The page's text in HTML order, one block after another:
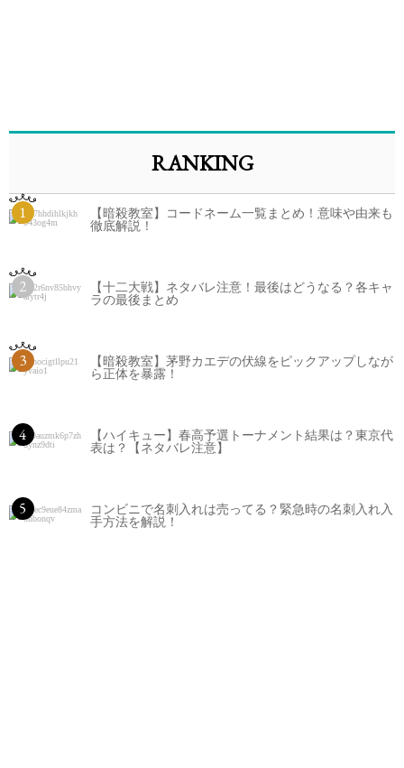
RANKING
1
【暗殺教室】コードネーム一覧まとめ！意味や由来も
徹底解説！
2
【十二大戦】ネタバレ注意！最後はどうなる？各キャ
ラの最後まとめ
3
【暗殺教室】茅野カエデの伏線をピックアップしなが
ら正体を暴露！
4
【ハイキュー】春高予選トーナメント結果は？東京代
表は？【ネタバレ注意】
5
コンビニで名刺入れは売ってる？緊急時の名刺入れ入
手方法を解説！